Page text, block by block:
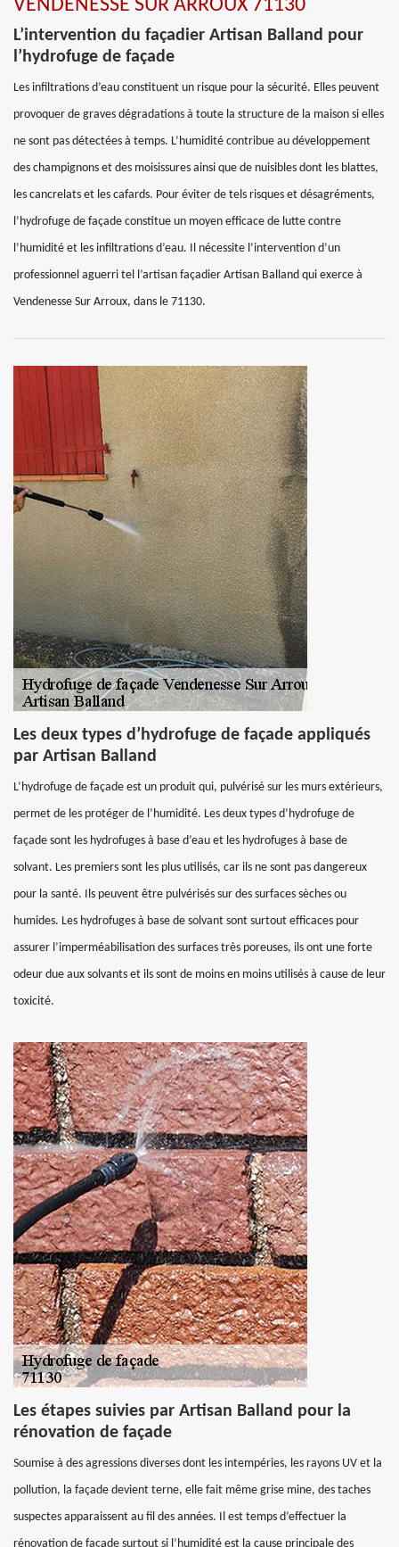
VENDENESSE SUR ARROUX 71130
L’intervention du façadier Artisan Balland pour
l’hydrofuge de façade
Les infiltrations d’eau constituent un risque pour la sécurité. Elles peuvent
provoquer de graves dégradations à toute la structure de la maison si elles
ne sont pas détectées à temps. L’humidité contribue au développement
des champignons et des moisissures ainsi que de nuisibles dont les blattes,
les cancrelats et les cafards. Pour éviter de tels risques et désagréments,
l’hydrofuge de façade constitue un moyen efficace de lutte contre
l’humidité et les infiltrations d’eau. Il nécessite l’intervention d’un
professionnel aguerri tel l’artisan façadier Artisan Balland qui exerce à
Vendenesse Sur Arroux, dans le 71130.
Les deux types d’hydrofuge de façade appliqués
par Artisan Balland
L’hydrofuge de façade est un produit qui, pulvérisé sur les murs extérieurs,
permet de les protéger de l’humidité. Les deux types d’hydrofuge de
façade sont les hydrofuges à base d’eau et les hydrofuges à base de
solvant. Les premiers sont les plus utilisés, car ils ne sont pas dangereux
pour la santé. Ils peuvent être pulvérisés sur des surfaces sèches ou
humides. Les hydrofuges à base de solvant sont surtout efficaces pour
assurer l’imperméabilisation des surfaces très poreuses, ils ont une forte
odeur due aux solvants et ils sont de moins en moins utilisés à cause de leur
toxicité.
Les étapes suivies par Artisan Balland pour la
rénovation de façade
Soumise à des agressions diverses dont les intempéries, les rayons UV et la
pollution, la façade devient terne, elle fait même grise mine, des taches
suspectes apparaissent au fil des années. Il est temps d’effectuer la
rénovation de façade surtout si l’humidité est la cause principale des